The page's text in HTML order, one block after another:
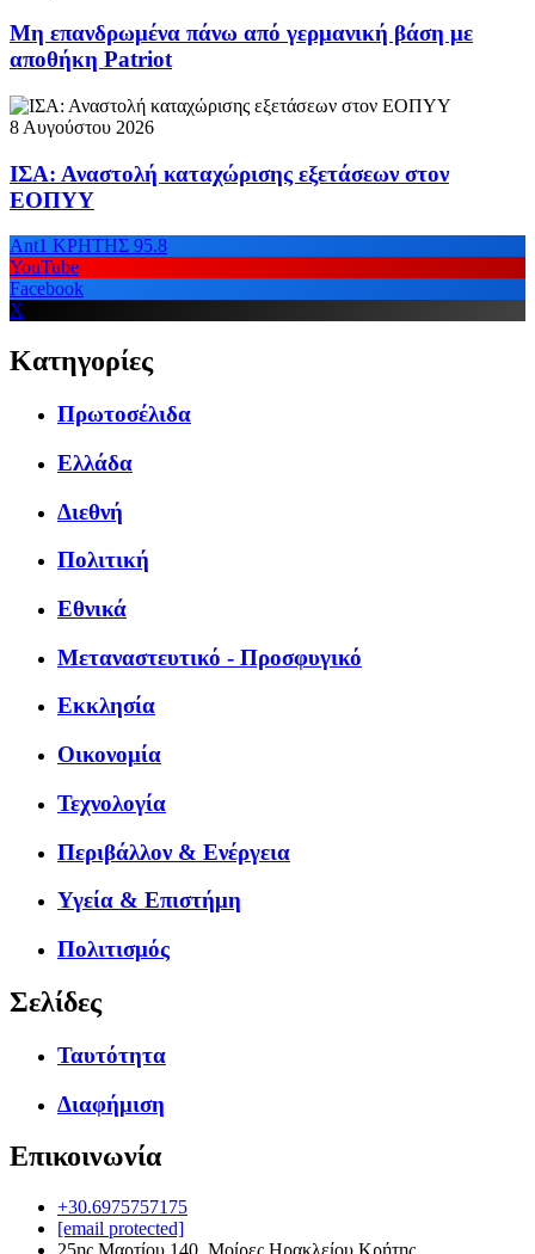
Μη επανδρωμένα πάνω από γερμανική βάση με
αποθήκη Patriot
8 Αυγούστου 2026
ΙΣΑ: Αναστολή καταχώρισης εξετάσεων στον
ΕΟΠΥΥ
Ant1 ΚΡΗΤΗΣ 95.8
YouTube
Facebook
X
Κατηγορίες
Πρωτοσέλιδα
Ελλάδα
Διεθνή
Πολιτική
Εθνικά
Μεταναστευτικό - Προσφυγικό
Εκκλησία
Οικονομία
Τεχνολογία
Περιβάλλον & Ενέργεια
Υγεία & Επιστήμη
Πολιτισμός
Σελίδες
Ταυτότητα
Διαφήμιση
Επικοινωνία
+30.6975757175
[email protected]